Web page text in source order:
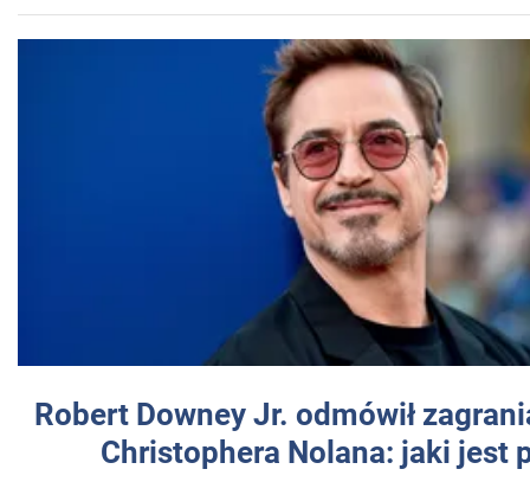
Robert Downey Jr. odmówił
Christophera Nolana: jaki jest